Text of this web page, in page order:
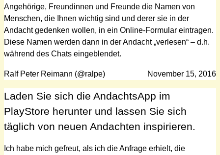
Angehörige, Freundinnen und Freunde die Namen von
Menschen, die Ihnen wichtig sind und derer sie in der
Andacht gedenken wollen, in ein Online-Formular eintragen.
Diese Namen werden dann in der Andacht „verlesen“ – d.h.
während des Chats eingeblendet.
Ralf Peter Reimann (@ralpe) November 15, 2016
Laden Sie sich die AndachtsApp im
PlayStore herunter und lassen Sie sich
täglich von neuen Andachten inspirieren.
Ich habe mich gefreut, als ich die Anfrage erhielt, die